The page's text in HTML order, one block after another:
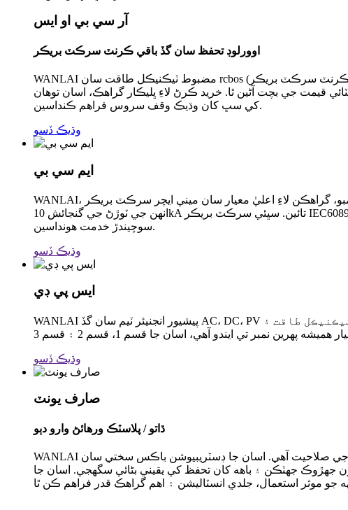
آر سي بي او ايس
اوورلوڊ تحفظ سان گڏ باقي ڪرنٽ سرڪٽ بريڪر
WANLAI مضبوط ٽيڪنيڪل طاقت سان rcbos (اوورلوڊ تحفظ سان باقي ڪرنٽ سرڪٽ بريڪر) جي پيداوار ۾ ماهر آهي. اسان جا RCBOs بجلي جي تنصيب ۽ ان جي استعمال ڪندڙن لاءِ اعليٰ سطح
قيمت جي بچت آڻين ٿا. خريد ڪرڻ لاءِ ڀليڪار گراهڪ، اسان توهان
کي سڀ کان وڌيڪ وقف سروس فراهم ڪنداسين.
وڌيڪ ڏسو
ايم سي بي
WANLAI، هڪ پيداوار ۽ واپار جو ڪمبو، گراهڪن لاءِ اعليٰ معيار سان ميني ايچر سرڪٽ بريڪر (MCB) پيدا ۽ برآمد ڪري ٿو. DC ۽ AC سرڪٽ بريڪر اسان جي پيشه ورانه ٽيم پاران ٺاهي سگھجن ٿا،
انهن جي ٽوڙڻ جي گنجائش 10kA تائين. سڀئي سرڪٽ بريڪر IEC60898-1 ۽ EN60898-1 جي تعميل ڪن ٿا. اسان توهان جي اطمينان حاصل ڪرڻ لاءِ بهترين پراڊڪٽ معيار، سڀ کان وڌيڪ بروقت ۽
سوچيندڙ خدمت هونداسين.
وڌيڪ ڏسو
ايس پي ڊي
WANLAI پيشيور انجنيئر ٽيم سان گڏ AC، DC، PV سرج پروٽيڪشن ڊيوائس ۾ ماهر آهي، اسان وٽ بجلي جي حفاظت جي ميدان ۾ مضبوط ٽيڪنيڪل طاقت ۽ R&D صلاحيت آهي. اسان جو
وڌيڪ ڏسو
صارف يونٽ
ڌاتو / پلاسٽڪ ورهائڻ وارو دٻو
WANLAI وٽ پلاسٽڪ ۽ ڌاتو جي ورڇ واري دٻي جي ميدان ۾ مضبوط مولڊ ڊيزائن ۽ پيداوار جي صلاحيت آهي. اسان جا ڊسٽريبيوشن باڪس سختي سان IEC، UL ۽ CE معيار جي پيروي ڪن ٿا، ترقي،
جهڙوڪ جھٽڪن ۽ ​​باهه کان تحفظ کي يقيني بڻائي سگهجي. اسان جا